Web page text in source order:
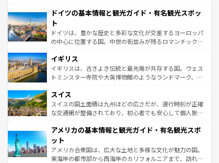
せる。地方によって風土や気候が異なるスペインはその個
ンテンツ一覧 を参照してほしい。
で、幅広い魅力が詰まっている。華麗な宮殿、歴史的な大
聖堂、美しいビーチ、そして豊かな自然が、訪れる者を心
から魅了する。また、フランスは美食の国としても知ら
れ、フランス料理はユネスコ無形文化遺産にも登録されて
香り高いラベンダー畑など、多彩な楽しみ方が可能だ。さ
らに、パリ以外の地域にも魅力が溢れており、どの街角に
も豊かな歴史と文化が息づいている。パリ以外の個性あふ
を参照してほしい。
ドイツの基本情報と観光ガイド・有名観光スポッ
ト
ドイツは、豊かな歴史と多彩な文化が交差するヨーロッパ
の中心に位置する国。中世の街並みが残るロマンチック街
顔を持つこの国は、どこを歩いても飽きることがない。ベ
ルリンの文化的活気、バイエルン州のアルプスの絶景、そ
してライン川沿いのワイン畑といった風景は必見。ビール
は、お酒好きな人にはぜひ体験してほしい。 なお、新着の
ドイツ情報はコンテンツ一覧を参照してほしい。
イギリス
イギリスは、古きよき伝統と最先端が共存する国。ウェス
トミンスター寺院や大英博物館のようなランドマーク、歴
リアごとに異なる魅力がある。また、優雅なアフタヌーン
ティー、ビール好きにはたまらない英国パブ、サッカー観
戦など、本場だからこそできる体験も豊富。イギリスを旅
ンツ一覧を参照してほしい。
スイス
スイスの国土面積は九州ほどの広さだが、運行時刻が正確
な交通網が整備されており、初心者でも安心して個人旅行
の建物がそのまま残る町や、スイスならではのユニークな
博物館もあり、アルプス観光だけでなく町歩きも満喫する
ことができる。国民の所得が高いため物価も高いが、旅行
者向けの交通パス提供のサービスもあり、うまく活用すれ
アメリカの基本情報と観光ガイド・有名観光スポ
ット
アメリカ合衆国は、広大な土地と多様な文化が魅力の国。
東海岸の都市部から西海岸のカリフォルニアまで、訪れる